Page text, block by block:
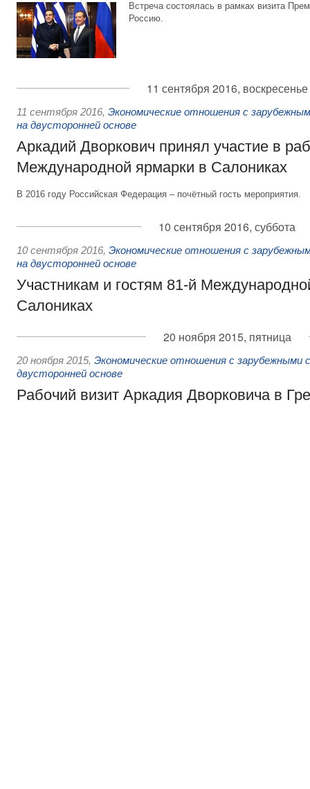
Встреча состоялась в рамках визита
Россию.
11 сентября 2016, воскресенье
11 сентября 2016, Экономические отношения с
на двусторонней основе
Аркадий Дворкович принял участие в
Международной ярмарки в Салониках
В 2016 году Российская Федерация – почётный гость мероприятия.
10 сентября 2016, суббота
10 сентября 2016, Экономические отношения с
на двусторонней основе
Участникам и гостям 81-й
Салониках
20 ноября 2015, пятница
20 ноября 2015, Экономические отношения с зарубежными
двусторонней основе
Рабочий визит Аркадия Дворковича в